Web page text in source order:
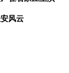
风云